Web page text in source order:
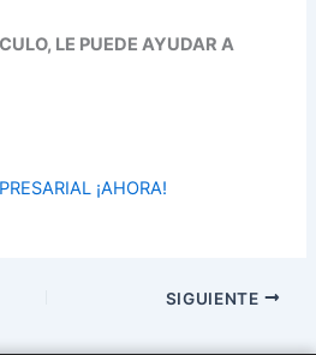
LE PUEDE AYUDAR A
¡AHORA!
SIGUIENTE